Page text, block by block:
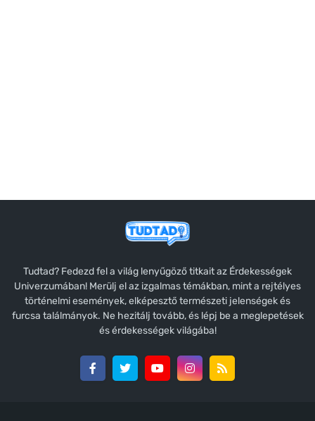
Tudtad? Fedezd fel a világ lenyűgöző titkait az Érdekességek
Univerzumában! Merülj el az izgalmas témákban, mint a rejtélyes
történelmi események, elképesztő természeti jelenségek és
furcsa találmányok. Ne hezitálj tovább, és lépj be a meglepetések
és érdekességek világába!